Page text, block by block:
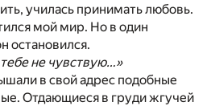
училась принимать любовь.
мой мир. Но в один
остановился.
не чувствую…»
в свой адрес подобные
Отдающиеся в груди жгучей